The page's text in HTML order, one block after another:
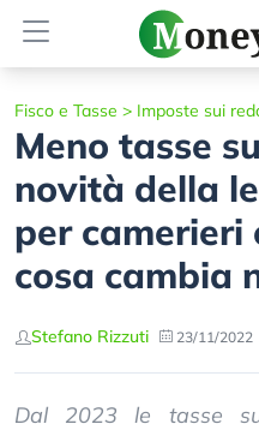
Fisco e Tasse > Imposte sui
Meno tasse
novità della
per camerieri
cosa cambia
Stefano Rizzuti 23/11/2022
Dal 2023 le tasse